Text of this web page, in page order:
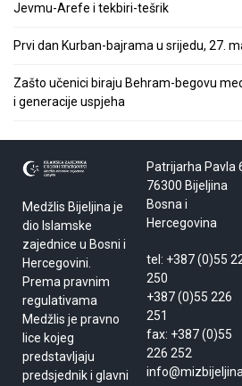
Jevmu-Arefe i tekbiri-tešrik
Prvi dan Kurban-bajrama u srijedu, 27.
Zašto učenici biraju Behram-begovu
i generacije uspjeha
Medžlis Bijeljina je
dio Islamske
zajednice u Bosni i
Hercegovini.
Prema pravnim
regulativama
Medžlis je pravno
lice kojeg
predstavljaju
predsjednik i glavni
Patrijarha Pavla
76300 Bijeljina
Bosna i
Hercegovina
tel: +387 (0)55
250
+387 (0)55 226
251
fax: +387 (0)55
226 252